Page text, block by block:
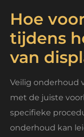
Hoe
tijdens
van
Veilig onderhoud
met de juiste
specifieke
onderhoud kan